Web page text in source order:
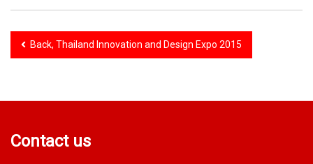
Back, Thailand Innovation and Design Expo 2015
Contact us